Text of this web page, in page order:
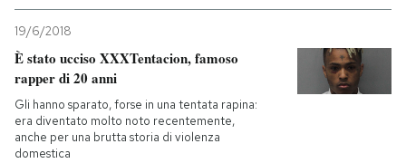
Sport
Mondiali calcio 2026
PODCAST
19/6/2018
È stato ucciso XXXTentacion, famoso
rapper di 20 anni
Gli hanno sparato, forse in una tentata rapina:
era diventato molto noto recentemente,
anche per una brutta storia di violenza
domestica